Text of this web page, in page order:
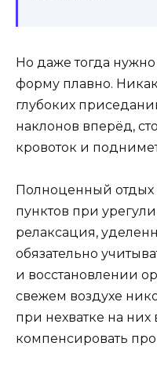
Но даже тогда
форму плавно.
глубоких
наклонов вперёд,
кровоток и
Полноценный
пунктов при
релаксация,
обязательно
и восстановлении
свежем воздухе
при нехватке на
компенсировать